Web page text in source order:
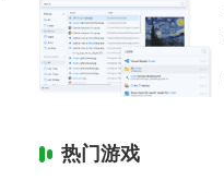
热门游戏